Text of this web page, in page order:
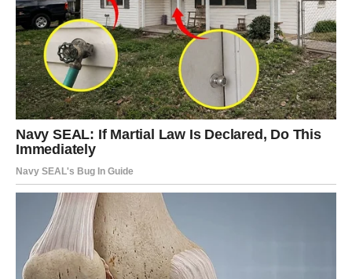
Kada su finansije u pitanju, pred vama je mnogo stabilniji
period nego ranije.
Moguća je dodatna zarada, pomoć osobe koja vam želi
dobro ili novac koji dolazi iz pravca od kojeg to niste
očekivali.
Mnogi Lavovi će tokom narednog perioda riješiti problem
koji ih dugo opterećuje.
Ono što će vas posebno iznenaditi jeste činjenica da će
se neke stvari početi rješavati mnogo brže nego što
trenutno mislite.